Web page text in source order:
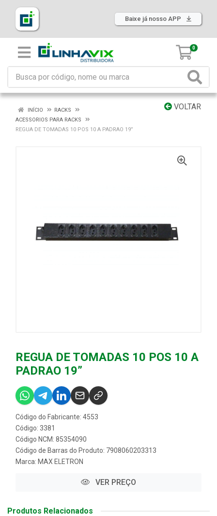
Baixe já nosso APP
0
VOLTAR
INÍCIO
RACKS
ACESSORIOS PARA RACKS
REGUA DE TOMADAS 10 POS 10 A PADRAO 19”
REGUA DE TOMADAS 10 POS 10 A
PADRAO 19”
Código do Fabricante: 4553
Código: 3381
Código NCM: 85354090
Código de Barras do Produto: 7908060203313
Marca: MAX ELETRON
VER PREÇO
Produtos Relacionados